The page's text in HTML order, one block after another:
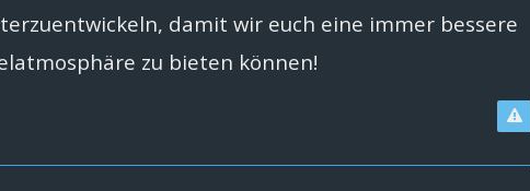
damit wir euch eine immer bessere
zu bieten können!